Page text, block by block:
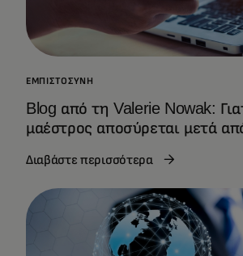
ΕΜΠΙΣΤΟΣΎΝΗ
Blog από τη Valerie Nowak:
μαέστρος αποσύρεται μετά
Διαβάστε περισσότερα